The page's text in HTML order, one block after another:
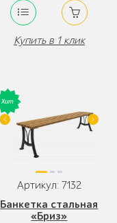
Купить в 1 клик
Артикул: 7132
Банкетка стальная
«Бриз»